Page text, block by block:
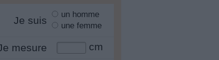
Je suis
un homme
une femme
mesure cm